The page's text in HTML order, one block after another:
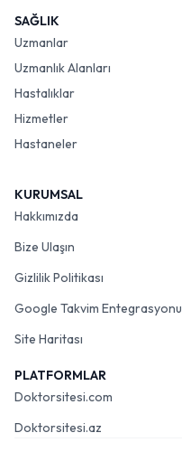
SAĞLIK
Uzmanlar
Uzmanlık Alanları
Hastalıklar
Hizmetler
Hastaneler
KURUMSAL
Hakkımızda
Bize Ulaşın
Gizlilik Politikası
Google Takvim Entegrasyonu
Site Haritası
PLATFORMLAR
Doktorsitesi.com
Doktorsitesi.az